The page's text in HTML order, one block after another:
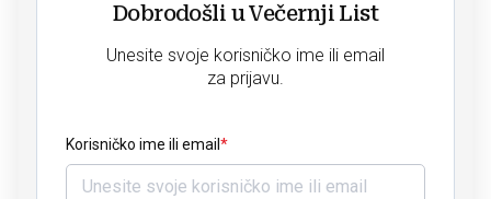
Dobrodošli u Večernji List
Unesite svoje korisničko ime ili email
za prijavu.
Korisničko ime ili email